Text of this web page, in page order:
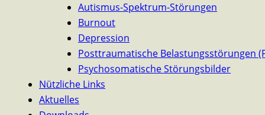
Autismus-Spektrum-Störungen
Burnout
Depression
Posttraumatische Belastungsstörungen
Psychosomatische Störungsbilder
Nützliche Links
Aktuelles